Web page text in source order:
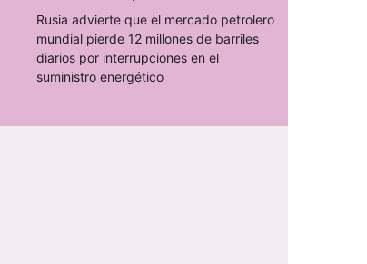
Rusia advierte que el mercado petrolero
mundial pierde 12 millones de barriles
diarios por interrupciones en el
suministro energético